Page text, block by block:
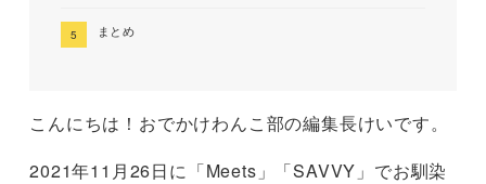
まとめ
こんにちは！おでかけわんこ部の編集長けいです。
2021年11月26日に「Meets」「SAVVY」でお馴染